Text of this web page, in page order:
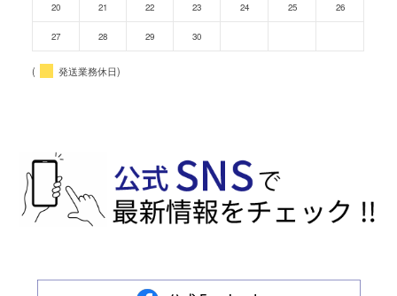
20 21 22 23 24 25 26
27 28 29 30
( 発送業務休日)